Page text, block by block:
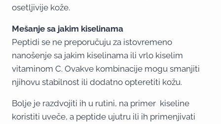
osetljivije kože.
Mešanje sa jakim kiselinama
Peptidi se ne preporučuju za istovremeno
nanošenje sa jakim kiselinama ili vrlo kiselim
vitaminom C. Ovakve kombinacije mogu smanjiti
njihovu stabilnost ili dodatno opteretiti kožu.
Bolje je razdvojiti ih u rutini, na primer kiseline
koristiti uveče, a peptide ujutru ili ih primenjivati